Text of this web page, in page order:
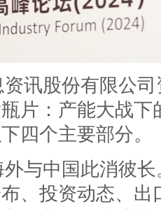
讯股份有限公
片：产能大战
四个主要部分。
与中国此消彼
、投资动态、